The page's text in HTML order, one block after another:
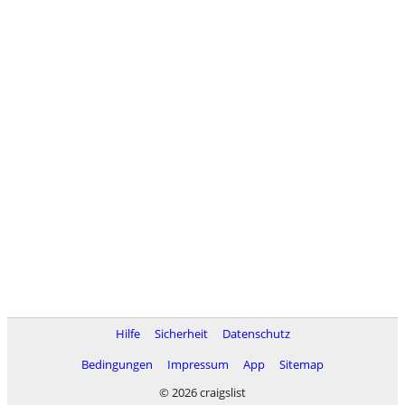
Hilfe Sicherheit
Datenschutz
Bedingungen
Impressum App
Sitemap
© 2026 craigslist